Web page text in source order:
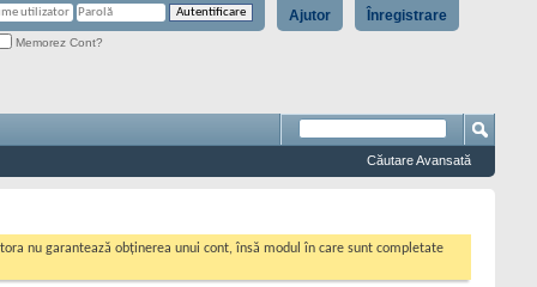
Înregistrare
Ajutor
Memorez Cont?
Căutare Avansată
nu garantează obținerea unui cont, însă modul în care sunt completate